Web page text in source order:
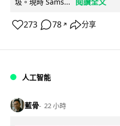
273 78 ↗ 分享
人工智能
藍骨 22 小時